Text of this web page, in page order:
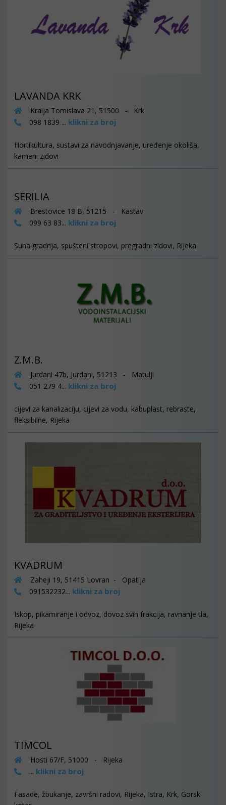
LAVANDA KRK
Kralja Tomislava 21, 51500 - Krk
098 1839 ... klikni za broj
Hortikultura, sustavi za navodnjavanje, uređenje okoliša,
kameni zidovi
SERILIA
Brestovice 18 B, 51215 - Kastav
099 63 83... klikni za broj
Suha gradnja, spušteni stropovi, pregradni zidovi, Rijeka
Z.M.B.
Jurdani 47b, Jurdani, 51213 - Matulji
051 279 4... klikni za broj
cijevi za kanalizaciju, cijevi za vodu, kabuplast, rebraste,
fleksibilne, Rijeka
KVADRUM
Zaheji 19, 51415 Lovran - Opatija
091532232... klikni za broj
Iskop, pikamiranje i odvoz, dovoz svih frakcija, ravnanje tla,
Rijeka
TIMCOL
Hosti 67/F, 51000 - Rijeka
... klikni za broj
Fasade, žbukanje, završni radovi, Rijeka, Istra, Krk, Gorski